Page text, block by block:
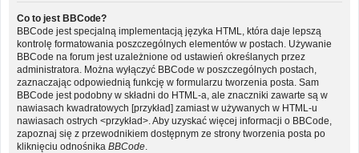
Co to jest BBCode?
BBCode jest specjalną implementacją języka HTML, która daje lepszą
kontrolę formatowania poszczególnych elementów w postach. Używanie
BBCode na forum jest uzależnione od ustawień określanych przez
administratora. Można wyłączyć BBCode w poszczególnych postach,
zaznaczając odpowiednią funkcję w formularzu tworzenia posta. Sam
BBCode jest podobny w składni do HTML-a, ale znaczniki zawarte są w
nawiasach kwadratowych [przykład] zamiast w używanych w HTML-u
nawiasach ostrych <przykład>. Aby uzyskać więcej informacji o BBCode,
zapoznaj się z przewodnikiem dostępnym ze strony tworzenia posta po
kliknięciu odnośnika BBCode